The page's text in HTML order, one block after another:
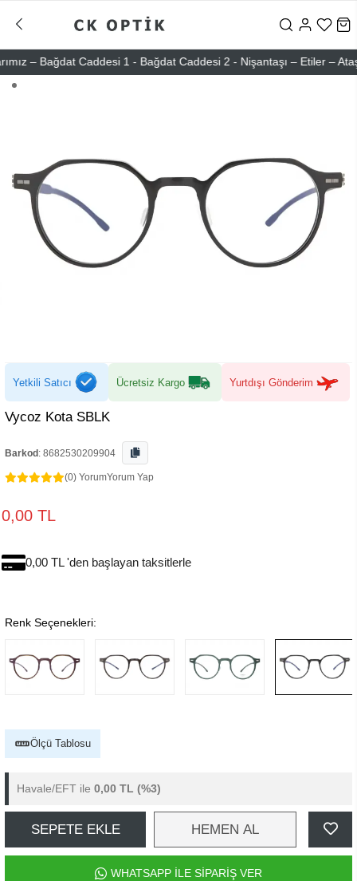
– Bağdat Caddesi 1 - Bağdat Caddesi 2 - Nişantaşı – Etiler –
Yetkili Satıcı Ücretsiz Kargo Yurtdışı Gönderim
Vycoz Kota SBLK
Barkod : 8682530209904
(0) YorumYorum Yap
0,00 TL
0,00 TL 'den başlayan taksitlerle
Renk Seçenekleri:
Ölçü Tablosu
Havale/EFT ile 0,00 TL (%3)
SEPETE EKLE HEMEN AL
WHATSAPP İLE SİPARİŞ VER